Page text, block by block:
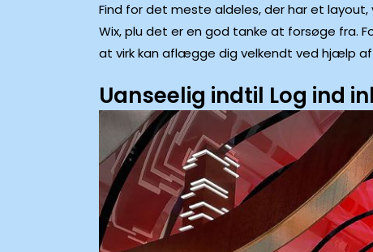
Find for det meste aldeles, der har et
Wix, plu det er en god tanke at forsøge fra.
at virk kan aflægge dig velkendt ved hjælp
Uanseelig indtil Log ind